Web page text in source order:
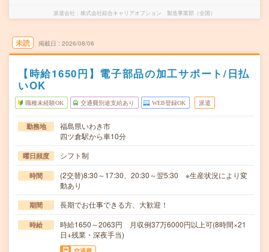
派遣会社 株式会社綜合キャリアオプション 製造事業部（全国）
未読 掲載日 2026/08/06
【時給1650円】電子部品の加工サポート/日払
いOK
職種未経験OK 交通費別途支給あり WEB登録OK 派遣
勤務地
福島県いわき市
四ツ倉駅から車10分
曜日頻度 シフト制
時間
(2交替)8:30～17:30、20:30～翌5:30 ※生産状況により変
動あり
期間 長期でお仕事できる方、大歓迎！
時給
時給1650～2063円 月収例37万6000円以上可(8時間×21
日+残業・深夜手当)